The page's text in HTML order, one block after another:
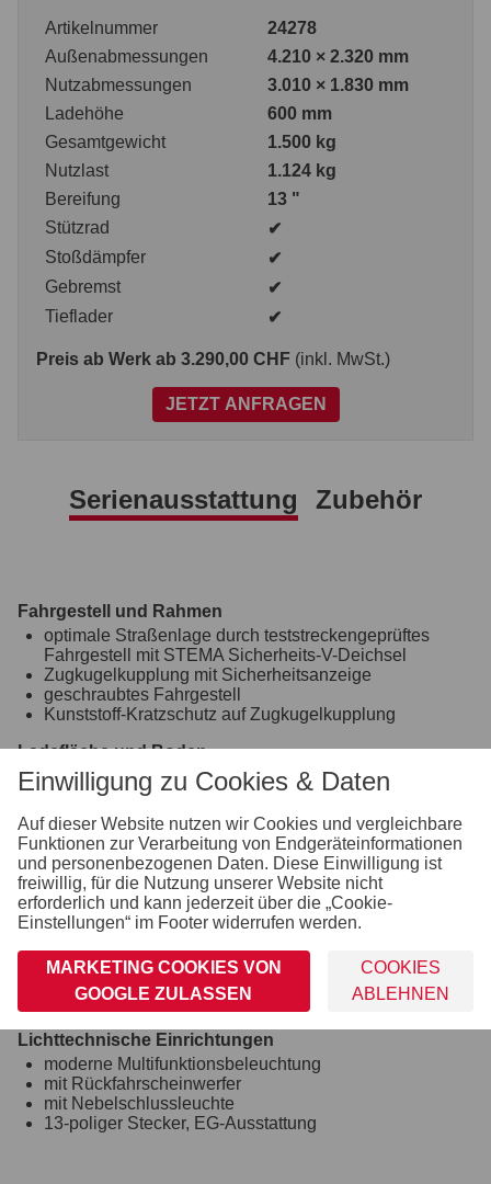
Artikelnummer
24278
Außenabmessungen
4.210 × 2.320 mm
Nutzabmessungen
3.010 × 1.830 mm
Ladehöhe
600 mm
Gesamtgewicht
1.500 kg
Nutzlast
1.124 kg
Bereifung
13 "
Stützrad
✔
Stoßdämpfer
✔
Gebremst
✔
Tieflader
✔
Preis ab Werk ab 3.290,00 CHF (inkl. MwSt.)
JETZT ANFRAGEN
Serienausstattung Zubehör
Fahrgestell und Rahmen
optimale Straßenlage durch teststreckengeprüftes
Fahrgestell mit STEMA Sicherheits-V-Deichsel
Zugkugelkupplung mit Sicherheitsanzeige
geschraubtes Fahrgestell
Kunststoff-Kratzschutz auf Zugkugelkupplung
Ladefläche und Boden
durchgängiger, rutschhemmender und wasserfester
Siebdruckholzboden
15 mm stark
Räder und Achsen
robuste Gummifederachse
wartungsfreie Kompaktradlager
stoßfeste Kunststoffkotflügel
Unterlegkeile inkl. Halterung montiert
Verzurr- und Sicherungsmöglichkeiten
8 versenkte Verzurrbügel, auf der Ladefläche im
Rahmen integriert
Lichttechnische Einrichtungen
moderne Multifunktionsbeleuchtung
mit Rückfahrscheinwerfer
mit Nebelschlussleuchte
13-poliger Stecker, EG-Ausstattung
Einwilligung zu Cookies & Daten
Auf dieser Website nutzen wir Cookies und vergleichbare
Funktionen zur Verarbeitung von Endgeräteinformationen
und personenbezogenen Daten. Diese Einwilligung ist
freiwillig, für die Nutzung unserer Website nicht
erforderlich und kann jederzeit über die „Cookie-
Einstellungen“ im Footer widerrufen werden.
MARKETING COOKIES VON
GOOGLE ZULASSEN
COOKIES
ABLEHNEN